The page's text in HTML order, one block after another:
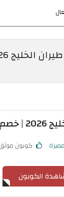
15%
كوبون
الكوبون